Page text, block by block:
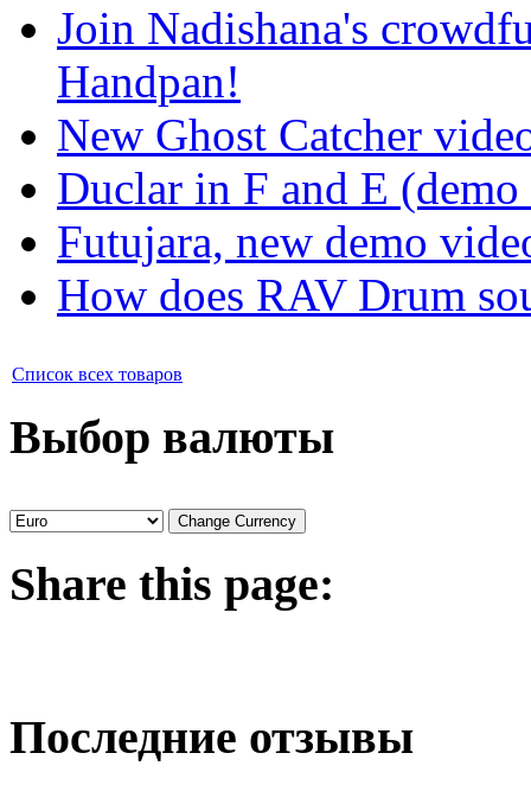
Join Nadishana's
Handpan!
New Ghost Catcher
Duclar in F and E
Futujara, new demo
How does RAV Drum
Список всех товаров
Выбор валюты
Share this page:
Последние отзывы